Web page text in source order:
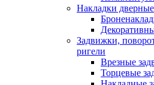
Накладки дверные
Задвижки,
ригели
Врезные
Торцевые